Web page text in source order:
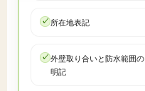
所在地表記
外壁取り合いと防水範囲の
明記